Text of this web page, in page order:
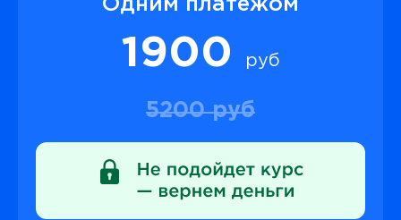
Одним платежом
1900 руб
5200 руб